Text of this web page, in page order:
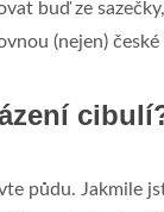
buď ze
(nejen) české
půdu. Jakmile